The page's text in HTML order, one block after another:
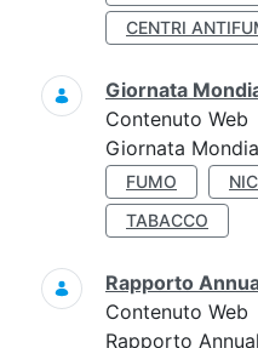
CENTRI
Giornata
Contenuto Web
Giornata
FUMO
TABACCO
Rapporto
Contenuto Web
Rapporto